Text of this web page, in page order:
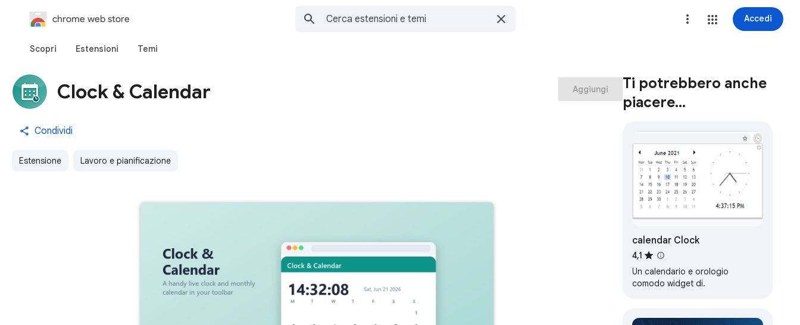
chrome web store Accedi
Scopri Estensioni Temi
Clock & Calendar
Condividi
Estensione Lavoro e pianificazione
Aggiungi
Ti potrebbero anche
piacere…
calendar Clock
4,1
Un calendario e orologio
comodo widget di.